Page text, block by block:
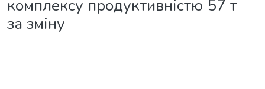
комплексу продуктивністю 57 т
за зміну